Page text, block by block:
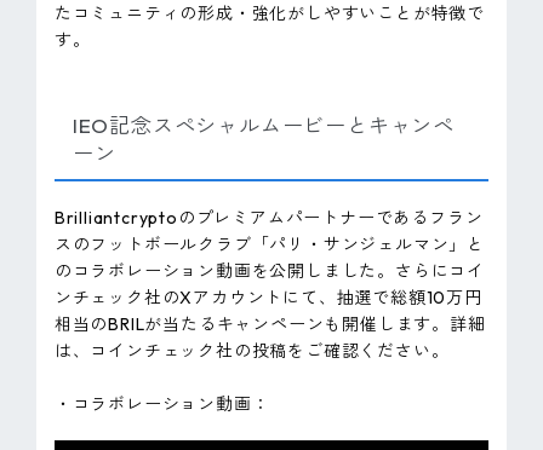
たコミュニティの形成・強化がしやすいことが特徴で
す。
IEO記念スペシャルムービーとキャンペ
ーン
Brilliantcryptoのプレミアムパートナーであるフラン
スのフットボールクラブ「パリ・サンジェルマン」と
のコラボレーション動画を公開しました。さらにコイ
ンチェック社のXアカウントにて、抽選で総額10万円
相当のBRILが当たるキャンペーンも開催します。詳細
は、コインチェック社の投稿をご確認ください。
・コラボレーション動画：